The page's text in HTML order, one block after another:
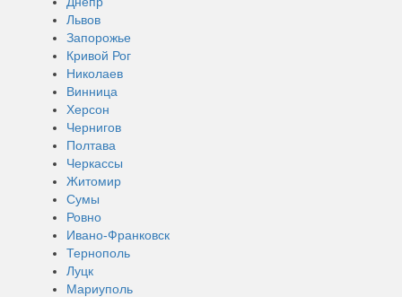
Львов
Запорожье
Кривой Рог
Николаев
Винница
Херсон
Чернигов
Полтава
Черкассы
Житомир
Сумы
Ровно
Ивано-Франковск
Тернополь
Луцк
Мариуполь